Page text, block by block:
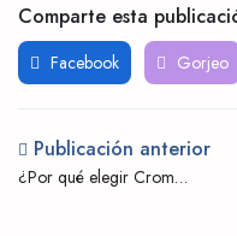
Comparte esta
Facebook Gorjeo
Publicación anterior
¿Por qué elegir Crom